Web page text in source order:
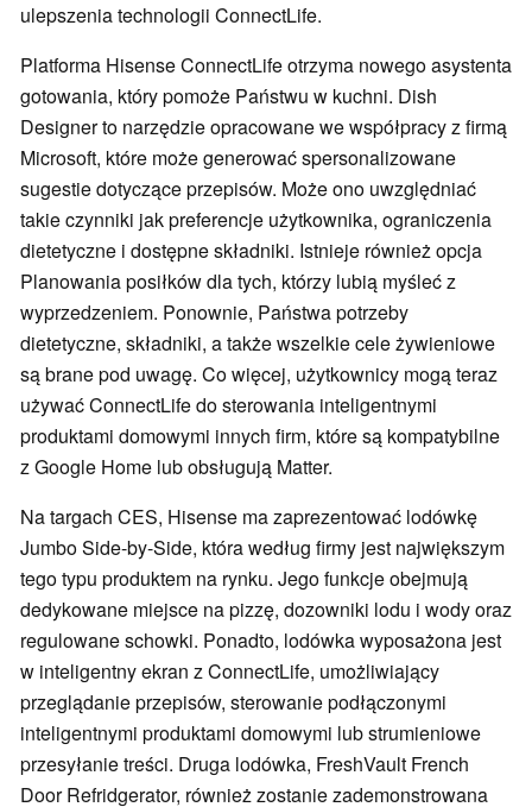
ulepszenia technologii ConnectLife.
Platforma Hisense ConnectLife otrzyma nowego asystenta
gotowania, który pomoże Państwu w kuchni. Dish
Designer to narzędzie opracowane we współpracy z firmą
Microsoft, które może generować spersonalizowane
sugestie dotyczące przepisów. Może ono uwzględniać
takie czynniki jak preferencje użytkownika, ograniczenia
dietetyczne i dostępne składniki. Istnieje również opcja
Planowania posiłków dla tych, którzy lubią myśleć z
wyprzedzeniem. Ponownie, Państwa potrzeby
dietetyczne, składniki, a także wszelkie cele żywieniowe
są brane pod uwagę. Co więcej, użytkownicy mogą teraz
używać ConnectLife do sterowania inteligentnymi
produktami domowymi innych firm, które są kompatybilne
z Google Home lub obsługują Matter.
Na targach CES, Hisense ma zaprezentować lodówkę
Jumbo Side-by-Side, która według firmy jest największym
tego typu produktem na rynku. Jego funkcje obejmują
dedykowane miejsce na pizzę, dozowniki lodu i wody oraz
regulowane schowki. Ponadto, lodówka wyposażona jest
w inteligentny ekran z ConnectLife, umożliwiający
przeglądanie przepisów, sterowanie podłączonymi
inteligentnymi produktami domowymi lub strumieniowe
przesyłanie treści. Druga lodówka, FreshVault French
Door Refridgerator, również zostanie zademonstrowana